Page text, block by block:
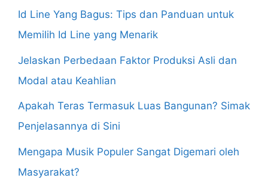
Id Line Yang Bagus: Tips dan Panduan untuk
Memilih Id Line yang Menarik
Jelaskan Perbedaan Faktor Produksi Asli dan
Modal atau Keahlian
Apakah Teras Termasuk Luas Bangunan? Simak
Penjelasannya di Sini
Mengapa Musik Populer Sangat Digemari oleh
Masyarakat?